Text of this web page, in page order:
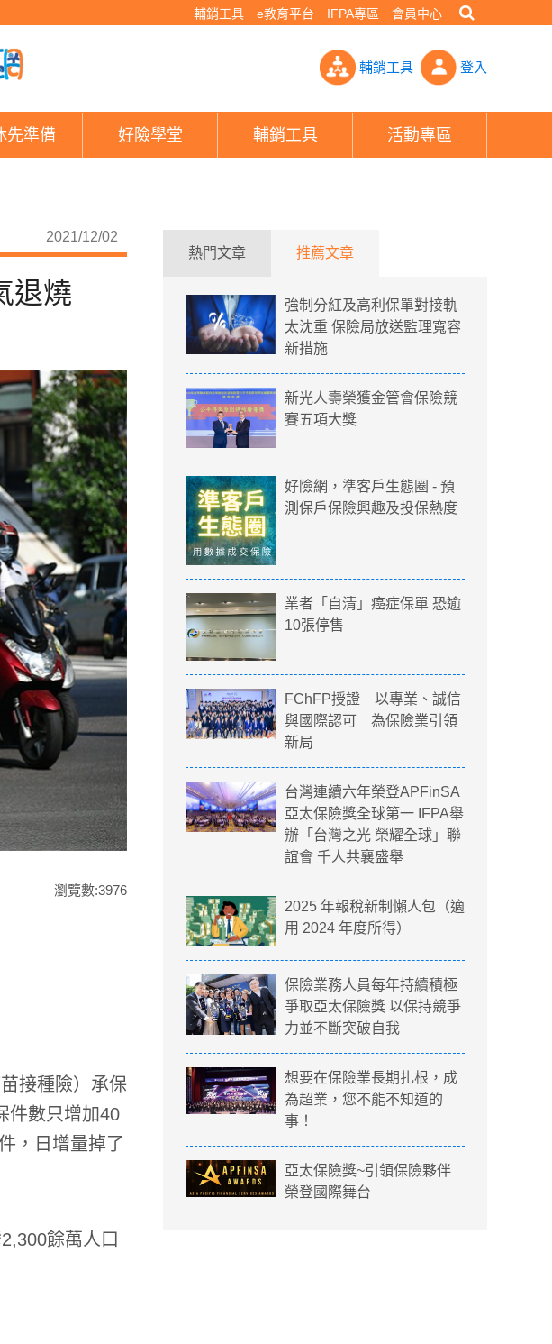
輔銷工具 e教育平台 IFPA專區 會員中心
本土疫情連日+0！防疫保單1天賣1.5萬件 買氣退燒「日增量銳減6成」- PHEW!好險網
輔銷工具 登入
先準備 好險學堂 輔銷工具 活動專區
2021/12/02
退燒
瀏覽數:3976
接種險）承保
件數只增加40
，日增量掉了
餘萬人口
熱門文章 推薦文章
強制分紅及高利保單對接軌
太沈重 保險局放送監理寬容
新措施
新光人壽榮獲金管會保險競
賽五項大獎
好險網，準客戶生態圈 - 預
測保戶保險興趣及投保熱度
業者「自清」癌症保單 恐逾
10張停售
FChFP授證 以專業、誠信
與國際認可 為保險業引領
新局
台灣連續六年榮登APFinSA
亞太保險獎全球第一 IFPA舉
辦「台灣之光 榮耀全球」聯
誼會 千人共襄盛舉
2025 年報稅新制懶人包（適
用 2024 年度所得）
保險業務人員每年持續積極
爭取亞太保險獎 以保持競爭
力並不斷突破自我
想要在保險業長期扎根，成
為超業，您不能不知道的
事！
亞太保險獎~引領保險夥伴
榮登國際舞台